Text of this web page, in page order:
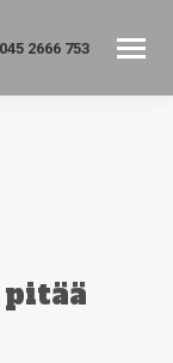
045 2666 753